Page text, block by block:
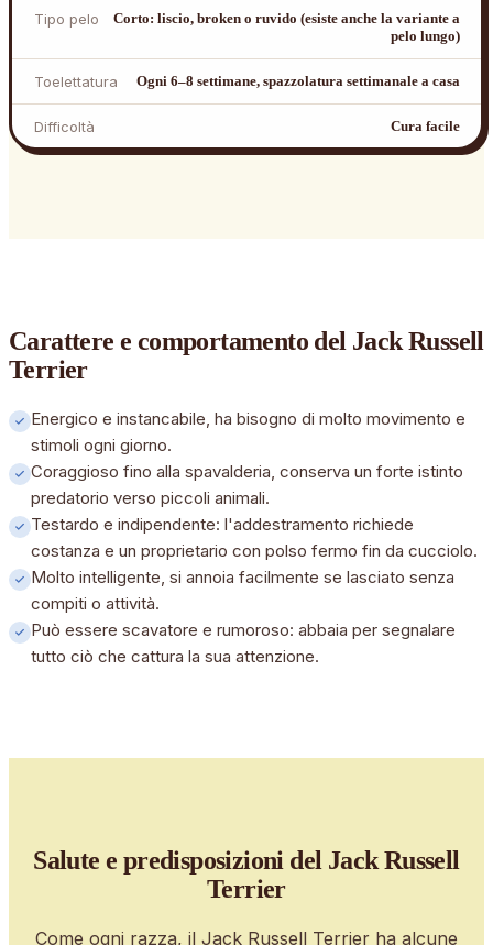
Tipo pelo
Corto: liscio, broken o ruvido (esiste anche la variante a
pelo lungo)
Toelettatura Ogni 6–8 settimane, spazzolatura settimanale a casa
Difficoltà Cura facile
Carattere e comportamento del Jack Russell
Terrier
Energico e instancabile, ha bisogno di molto movimento e
stimoli ogni giorno.
Coraggioso fino alla spavalderia, conserva un forte istinto
predatorio verso piccoli animali.
Testardo e indipendente: l'addestramento richiede
costanza e un proprietario con polso fermo fin da cucciolo.
Molto intelligente, si annoia facilmente se lasciato senza
compiti o attività.
Può essere scavatore e rumoroso: abbaia per segnalare
tutto ciò che cattura la sua attenzione.
Salute e predisposizioni del Jack Russell
Terrier
Come ogni razza, il Jack Russell Terrier ha alcune